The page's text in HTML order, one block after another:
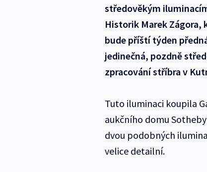
středověkým
Historik Marek Zágora,
bude příští týden
jedinečná, pozdně
zpracování stříbra v
Tuto iluminaci koupila
aukčního domu
dvou podobných
velice detailní.